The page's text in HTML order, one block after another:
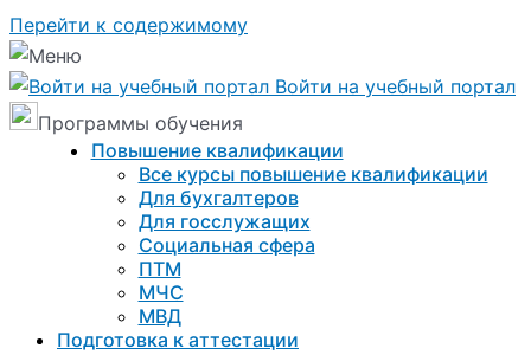
Перейти к содержимому
Войти на учебный портал
Программы обучения
Повышение квалификации
Все курсы повышение квалификации
Для бухгалтеров
Для госслужащих
Социальная сфера
ПТМ
МЧС
МВД
Подготовка к aттестации